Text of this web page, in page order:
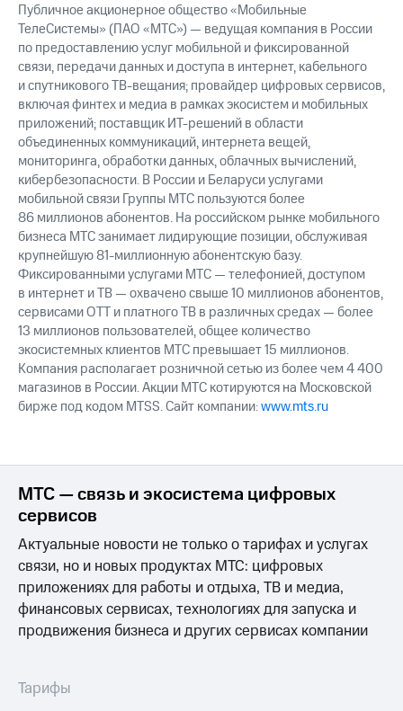
Описание
Еврооблигации-2023
Уведомление
о
погашении
именных
облигаций
Другое
Регистратор
Реквизиты
Контакты
развитие
деловая этика
На главную
Публичное акционерное общество «Мобильные
ТелеСистемы» (ПАО «МТС») — ведущая компания в России
по предоставлению услуг мобильной и фиксированной
связи, передачи данных и доступа в интернет, кабельного
и спутникового ТВ-вещания; провайдер цифровых сервисов,
включая финтех и медиа в рамках экосистем и мобильных
приложений; поставщик ИТ-решений в области
объединенных коммуникаций, интернета вещей,
мониторинга, обработки данных, облачных вычислений,
кибербезопасности. В России и Беларуси услугами
мобильной связи Группы МТС пользуются более
86 миллионов абонентов. На российском рынке мобильного
бизнеса МТС занимает лидирующие позиции, обслуживая
крупнейшую 81-миллионную абонентскую базу.
Фиксированными услугами МТС — телефонией, доступом
в интернет и ТВ — охвачено свыше 10 миллионов абонентов,
сервисами OTT и платного ТВ в различных средах — более
13 миллионов пользователей, общее количество
экосистемных клиентов МТС превышает 15 миллионов.
Компания располагает розничной сетью из более чем 4 400
магазинов в России. Акции МТС котируются на Московской
бирже под кодом MTSS. Сайт компании:www.mts.ru
МТС — связь и экосистема цифровых
сервисов
Актуальные новости не только о тарифах и услугах
связи, но и новых продуктах МТС: цифровых
приложениях для работы и отдыха, ТВ и медиа,
финансовых сервисах, технологиях для запуска и
продвижения бизнеса и других сервисах компании
Тарифы